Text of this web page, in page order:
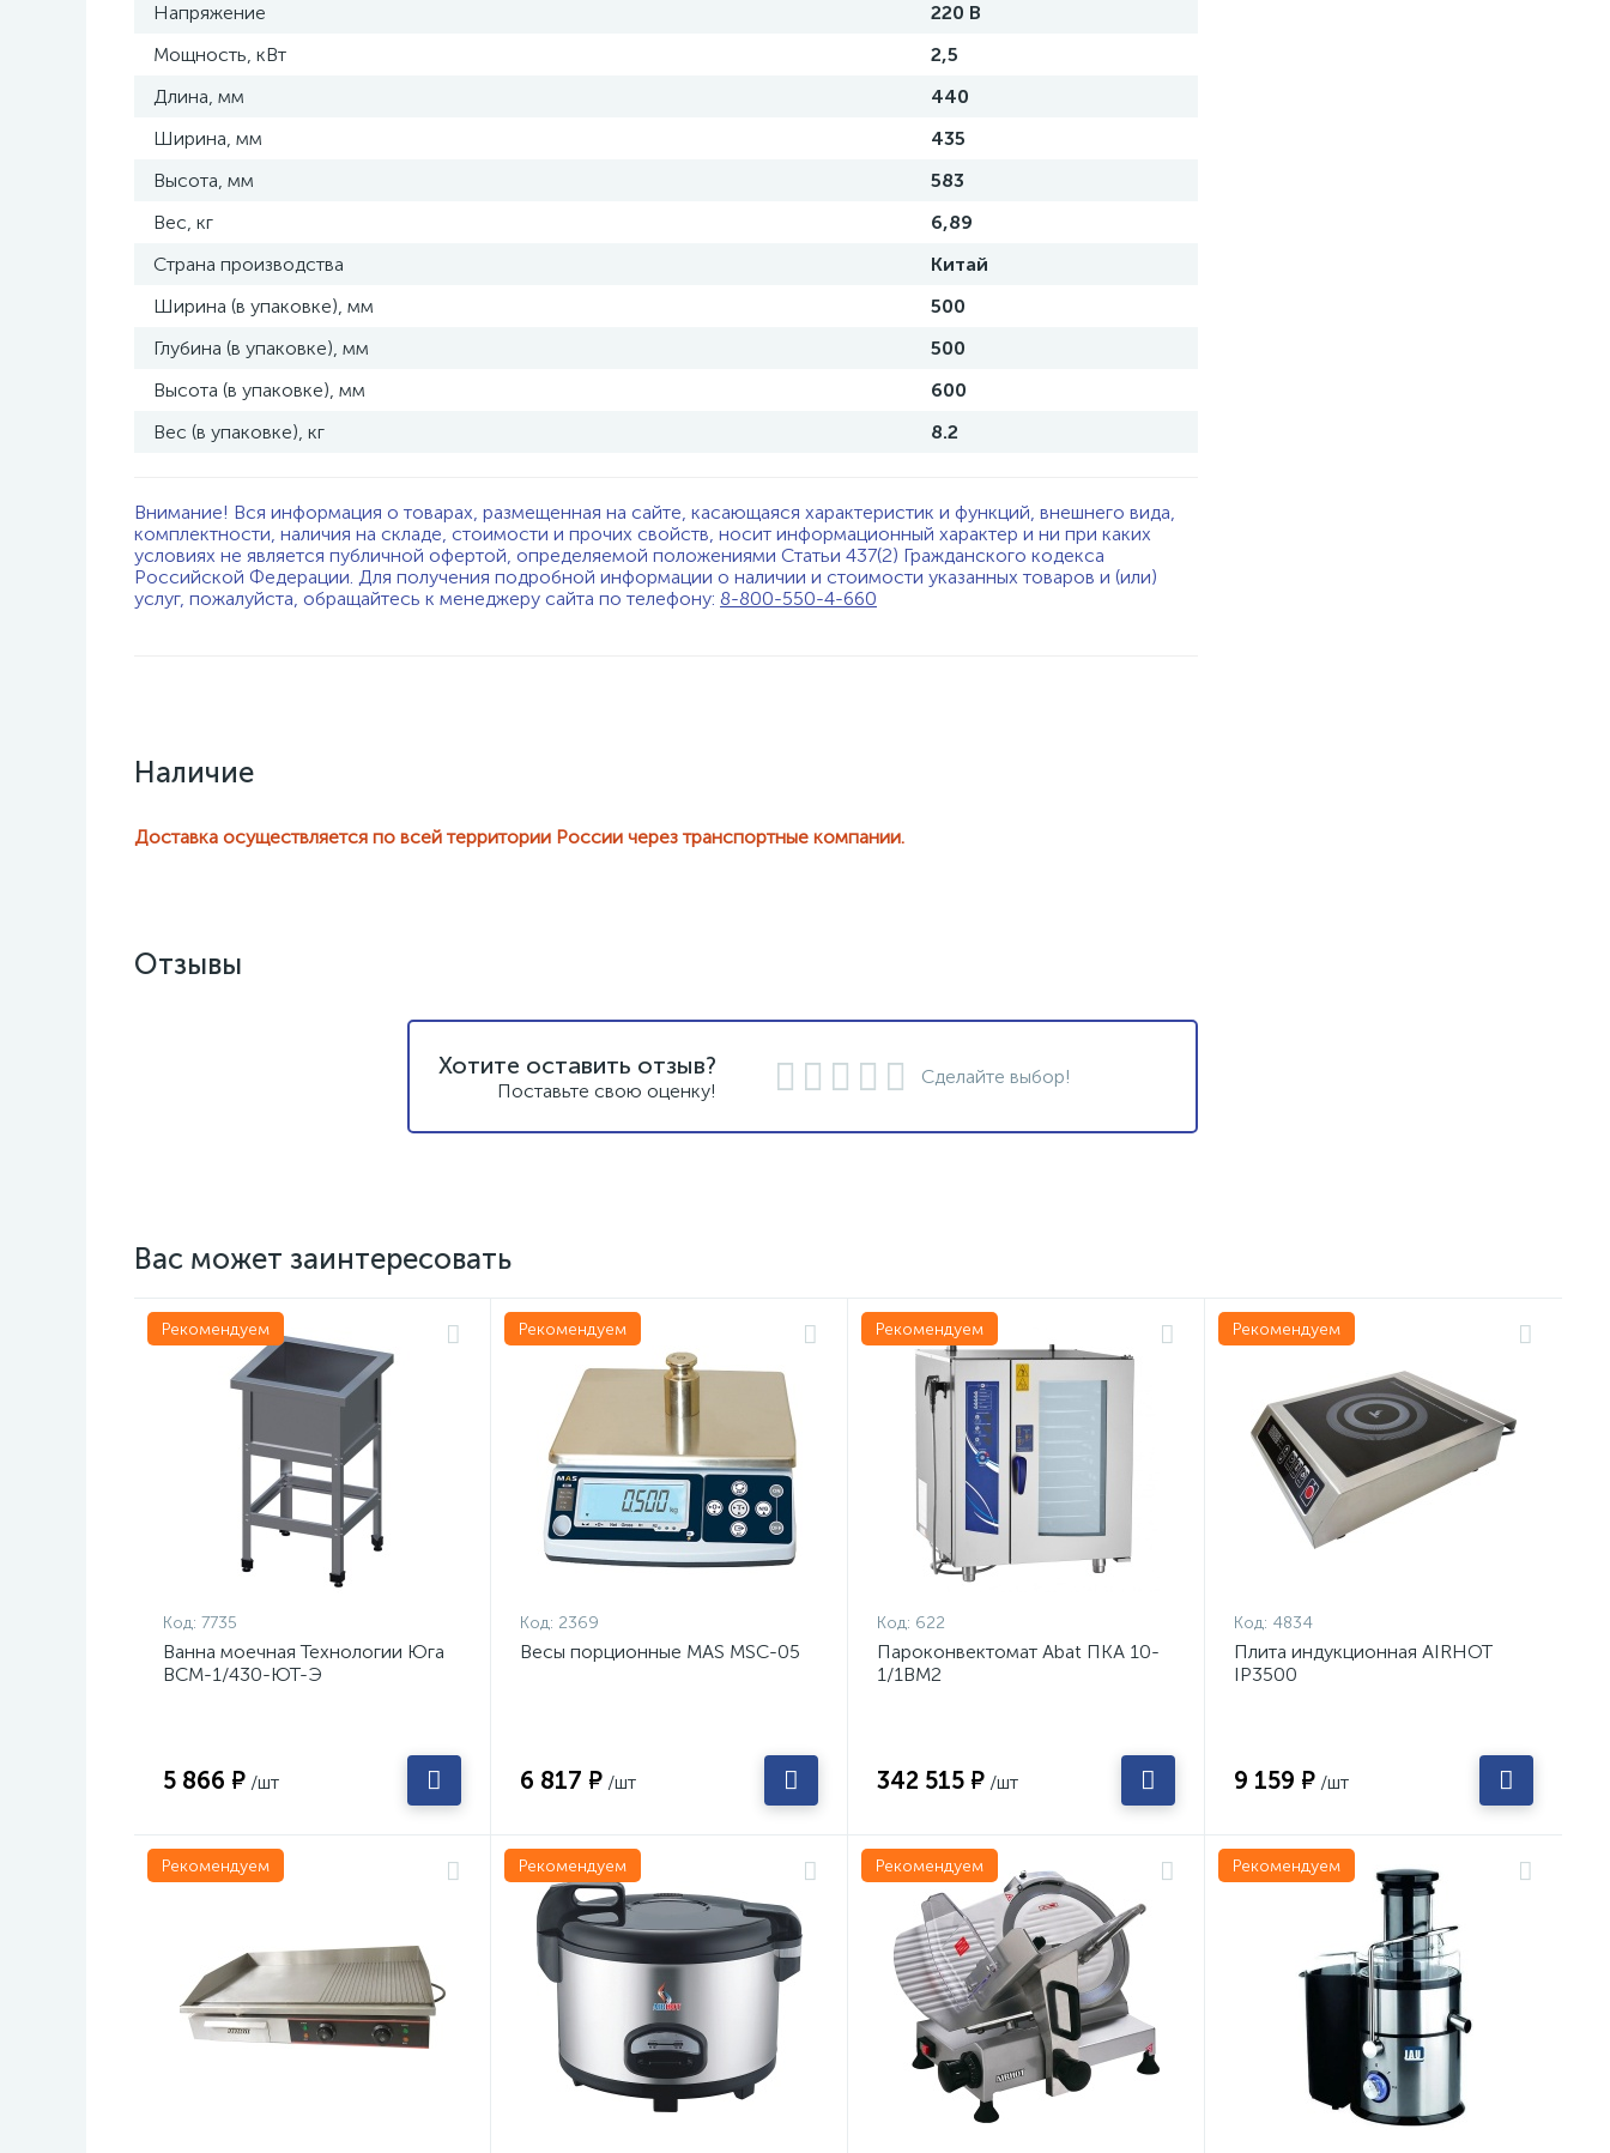
Напряжение
220 В
Мощность, кВт
2,5
Длина, мм
440
Ширина, мм
435
Высота, мм
583
Вес, кг
6,89
Страна производства
Китай
Ширина (в упаковке), мм
500
Глубина (в упаковке), мм
500
Высота (в упаковке), мм
600
Вес (в упаковке), кг
8.2
Внимание! Вся информация о товарах, размещенная на сайте, касающаяся характеристик и функций, внешнего вида,
комплектности, наличия на складе, стоимости и прочих свойств, носит информационный характер и ни при каких
условиях не является публичной офертой, определяемой положениями Статьи 437(2) Гражданского кодекса
Российской Федерации. Для получения подробной информации о наличии и стоимости указанных товаров и (или)
услуг, пожалуйста, обращайтесь к менеджеру сайта по телефону: 8-800-550-4-660
Наличие
Доставка осуществляется по всей территории России через транспортные компании.
Отзывы
Хотите оставить отзыв?
Поставьте свою оценку!
Сделайте выбор!
Вас может заинтересовать
Рекомендуем
Код: 7735
Ванна моечная Технологии Юга
ВСМ-1/430-ЮТ-Э
5 866 ₽ /шт
Рекомендуем
Код: 2369
Весы порционные MAS MSC-05
6 817 ₽ /шт
Рекомендуем
Код: 622
Пароконвектомат Abat ПКА 10-
1/1ВМ2
342 515 ₽ /шт
Рекомендуем
Код: 4834
Плита индукционная AIRHOT
IP3500
9 159 ₽ /шт
Рекомендуем Рекомендуем Рекомендуем Рекомендуем